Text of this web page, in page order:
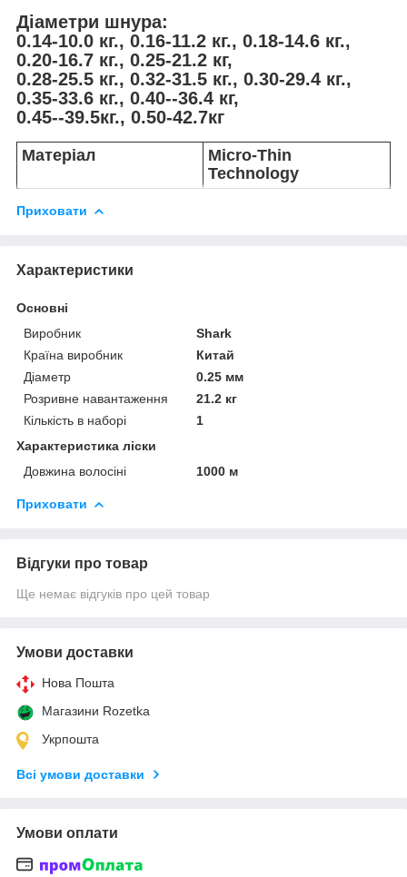
Діаметри шнура:
0.14-10.0 кг., 0.16-11.2 кг., 0.18-14.6 кг.,
0.20-16.7 кг., 0.25-21.2 кг,
0.28-25.5 кг., 0.32-31.5 кг., 0.30-29.4 кг.,
0.35-33.6 кг., 0.40--36.4 кг,
0.45--39.5кг., 0.50-42.7кг
Матеріал
Micro-Thin
Technology
Приховати
Характеристики
Основні
Виробник
Shark
Країна виробник
Китай
Діаметр
0.25 мм
Розривне навантаження
21.2 кг
Кількість в наборі
1
Характеристика ліски
Довжина волосіні
1000 м
Приховати
Відгуки про товар
Ще немає відгуків про цей товар
Умови доставки
Нова Пошта
Магазини Rozetka
Укрпошта
Всі умови доставки
Умови оплати